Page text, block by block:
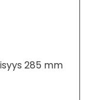
285 mm